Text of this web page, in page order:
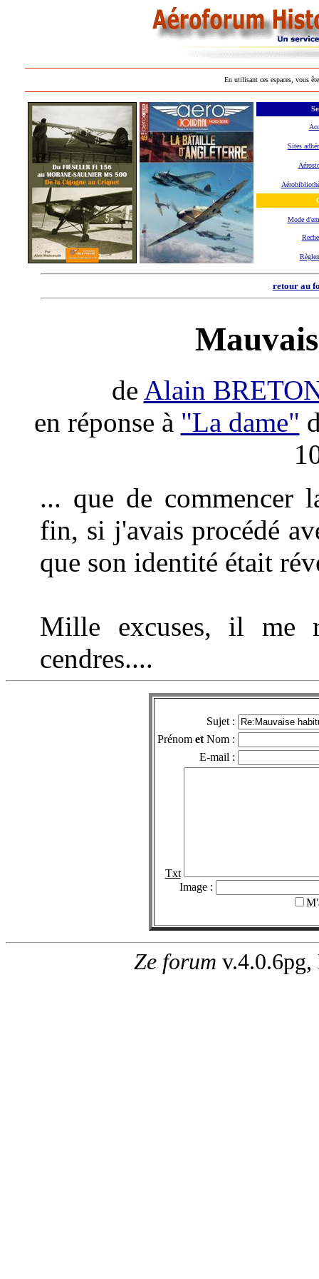
En utilisant ces espaces, vous
Sites
Mode
retour au
de Alain
en réponse à "La dame"
... que de commencer
fin, si j'avais procédé
que son identité était
Mille excuses, il me
cendres....
Sujet :
Prénom et Nom :
E-mail :
Txt
Image :
Ze forum